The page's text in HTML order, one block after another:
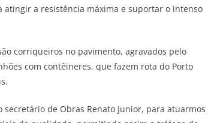
atingir a resistência máxima e suportar o intenso
corriqueiros no pavimento, agravados pelo
com contêineres, que fazem rota do Porto
de Obras Renato Junior, para atuarmos